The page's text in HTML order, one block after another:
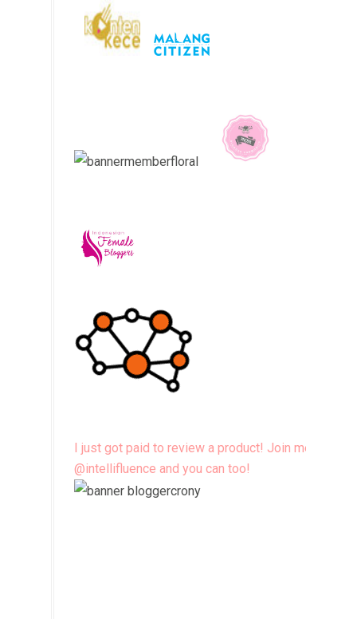
I just got paid to review a product! Join me
@intellifluence and you can too!